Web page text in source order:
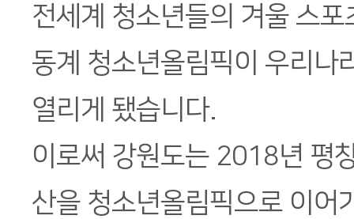
전세계 청소년들의 겨울 스
동계 청소년올림픽이 우리나
열리게 됐습니다.
이로써 강원도는 2018년 평
산을 청소년올림픽으로 이어